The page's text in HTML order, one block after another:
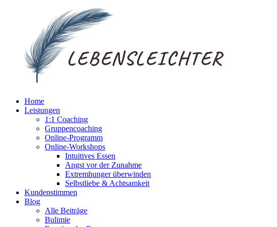
Home
Leistungen
1:1 Coaching
Gruppencoaching
Online-Programm
Online-Workshops
Intuitives Essen
Angst vor der Zunahme
Extremhunger überwinden
Selbstliebe & Achtsamkeit
Kundenstimmen
Blog
Alle Beiträge
Bulimie